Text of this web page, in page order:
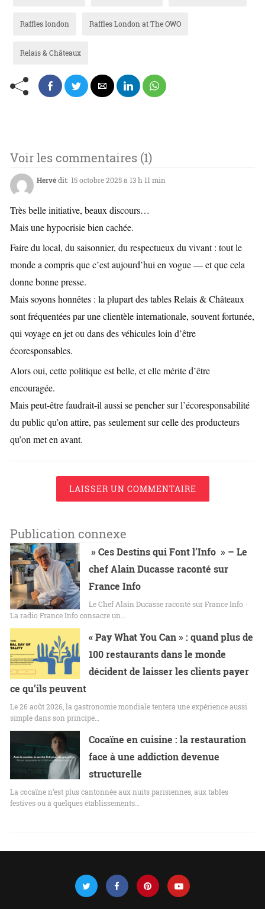
Raffles london Raffles London at The OWO
Relais & Châteaux
Voir les commentaires (1)
Hervédit: 15 octobre 2025 à 13 h 11 min
Très belle initiative, beaux discours…
Mais une hypocrisie bien cachée.
Faire du local, du saisonnier, du respectueux du vivant : tout le
monde a compris que c’est aujourd’hui en vogue — et que cela
donne bonne presse.
Mais soyons honnêtes : la plupart des tables Relais & Châteaux
sont fréquentées par une clientèle internationale, souvent fortunée,
qui voyage en jet ou dans des véhicules loin d’être
écoresponsables.
Alors oui, cette politique est belle, et elle mérite d’être
encouragée.
Mais peut-être faudrait-il aussi se pencher sur l’écoresponsabilité
du public qu’on attire, pas seulement sur celle des producteurs
qu’on met en avant.
LAISSER UN COMMENTAIRE
Publication connexe
» Ces Destins qui Font l’Info » – Le
chef Alain Ducasse raconté sur
France Info
Le Chef Alain Ducasse raconté sur France Info -
La radio France Info consacre un…
« Pay What You Can » : quand plus de
100 restaurants dans le monde
décident de laisser les clients payer
ce qu’ils peuvent
Le 26 août 2026, la gastronomie mondiale tentera une expérience aussi
simple dans son principe…
Cocaïne en cuisine : la restauration
face à une addiction devenue
structurelle
La cocaïne n’est plus cantonnée aux nuits parisiennes, aux tables
festives ou à quelques établissements…